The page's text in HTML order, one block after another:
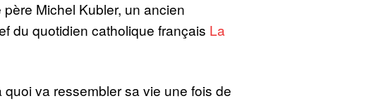
père Michel Kubler, un ancien
du quotidien catholique français La
quoi va ressembler sa vie une fois de